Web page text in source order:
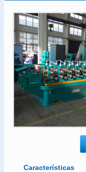
Características